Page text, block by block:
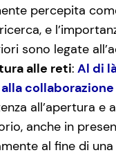
percepita
e
sono legate
alle reti: Al di
all’apertura
anche in
al fine di